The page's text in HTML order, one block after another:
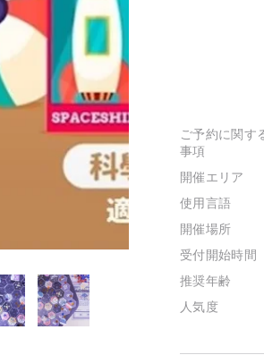
ご予約に関す
事項
開催エリア
使用言語
開催場所
受付開始時間
推奨年齢
人気度